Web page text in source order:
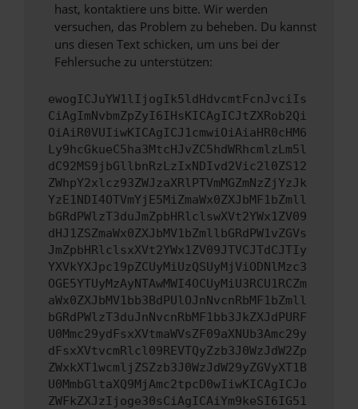
hast, kontaktiere uns bitte. Wir werden
versuchen, das Problem zu beheben. Du kannst
uns diesen Text schicken, um uns bei der
Fehlersuche zu unterstützen:
ewogICJuYW1lIjogIk5ldHdvcmtFcnJvciIs
CiAgImNvbmZpZyI6IHsKICAgICJtZXRob2Qi
OiAiR0VUIiwKICAgICJ1cmwiOiAiaHR0cHM6
Ly9hcGkueC5ha3MtcHJvZC5hdWRhcmlzLm5l
dC92MS9jbGllbnRzLzIxNDIvd2Vic2l0ZS12
ZWhpY2xlcz93ZWJzaXRlPTVmMGZmNzZjYzJk
YzE1NDI4OTVmYjE5MiZmaWx0ZXJbMF1bZmll
bGRdPWlzT3duJmZpbHRlclswXVt2YWx1ZV09
dHJ1ZSZmaWx0ZXJbMV1bZmllbGRdPW1vZGVs
JmZpbHRlclsxXVt2YWx1ZV09JTVCJTdCJTIy
YXVkYXJpc19pZCUyMiUzQSUyMjViODNlMzc3
OGE5YTUyMzAyNTAwMWI4OCUyMiU3RCU1RCZm
aWx0ZXJbMV1bb3BdPUlOJnNvcnRbMF1bZmll
bGRdPWlzT3duJnNvcnRbMF1bb3JkZXJdPURF
U0Mmc29ydFsxXVtmaWVsZF09aXNUb3Amc29y
dFsxXVtvcmRlcl09REVTQyZzb3J0WzJdW2Zp
ZWxkXT1wcmljZSZzb3J0WzJdW29yZGVyXT1B
U0MmbGltaXQ9MjAmc2tpcD0wIiwKICAgICJo
ZWFkZXJzIjoge30sCiAgICAiYm9keSI6IG51